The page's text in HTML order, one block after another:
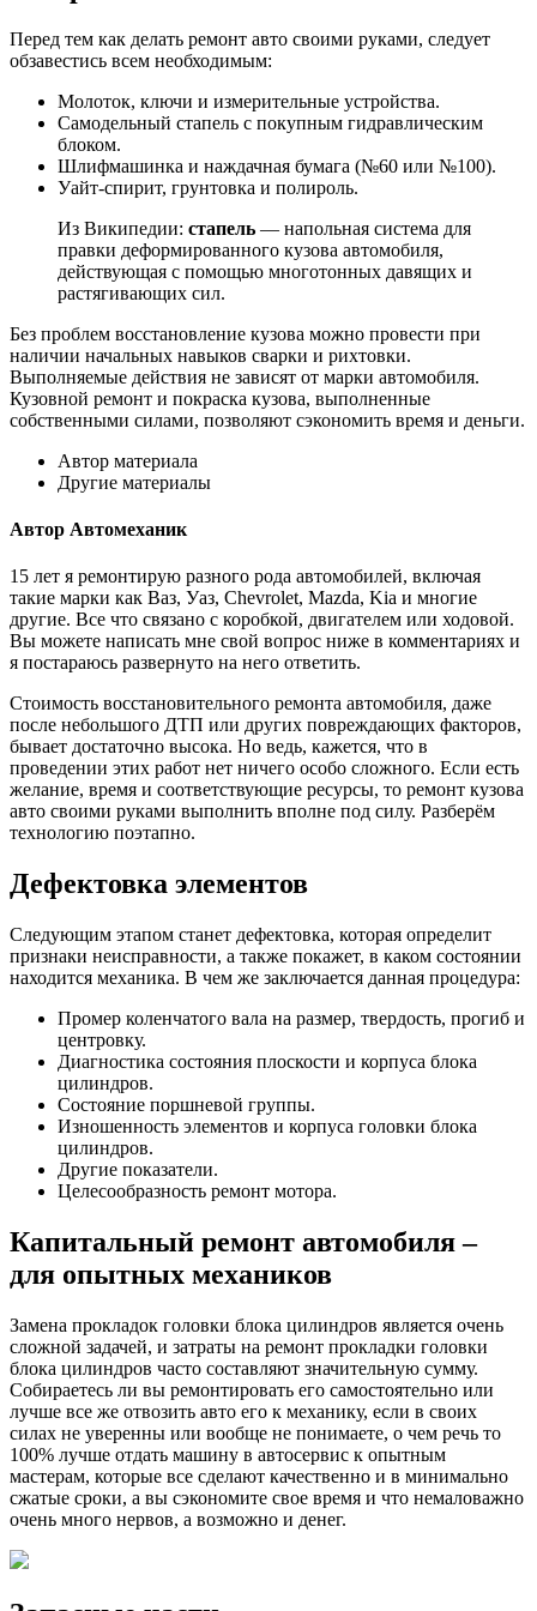
Следующим этапом станет дефектовка, которая определит
признаки неисправности, а также покажет, в каком состоянии
находится механика. В чем же заключается данная процедура:
Промер коленчатого вала на размер, твердость, прогиб и
центровку.
Диагностика состояния плоскости и корпуса блока
цилиндров.
Состояние поршневой группы.
Изношенность элементов и корпуса головки блока
цилиндров.
Другие показатели.
Целесообразность ремонт мотора.
Капитальный ремонт автомобиля –
для опытных механиков
сложной задачей, и затраты на ремонт прокладки головки
блока цилиндров часто составляют значительную сумму.
лучше все же отвозить авто его к механику, если в своих
силах не уверенны или вообще не понимаете, о чем речь то
100% лучше отдать машину в автосервис к опытным
мастерам, которые все сделают качественно и в минимально
сжатые сроки, а вы сэкономите свое время и что немаловажно
очень много нервов, а возможно и денег.
Запасные части
Когда проведения диагностика и определены все детали,
которые подлежат замене, стоит заказать необходимые
запасные части, поскольку перед их установкой на двигатель
требуется подготовка. Зачастую, когда проводится ремонт
части:
Коренные и шатунные вкладыши.
Поршневая группа.
Пальцы шатунов.
Втулки шатуна.
Масляный фильтр и насос.
Помпа или ее ремонтный комплект.
Впускные и выпускные клапана.
Маслосъемные кольца.
Комплект прокладок.
Направляющие втулки и седла клапанов.
Прочие детали.
Шлифовка блока и коленвала
Следующим этапом проведения ремонтно-восстановительных
работ является шлифовка коленчатого вала, а также
плоскостей блока и головки. При помощи
приведения плоскости ГБУ и блока в зеркальную
поверхность. Как правило, убираться может: 0,05мм, 0,1мм,
0,25мм, 0,5 мм, 1мм и более толщины изделия.
Что касается шлифовки коленчатого вала, то существует виды
ремонта для этого узла:
Вид
ремонта
Толщина,
мм
Эффективность по сравнению с
новым
Ремонт № 1 0,25
80-90%
Ремонт № 2
Ремонт № 4 1,00